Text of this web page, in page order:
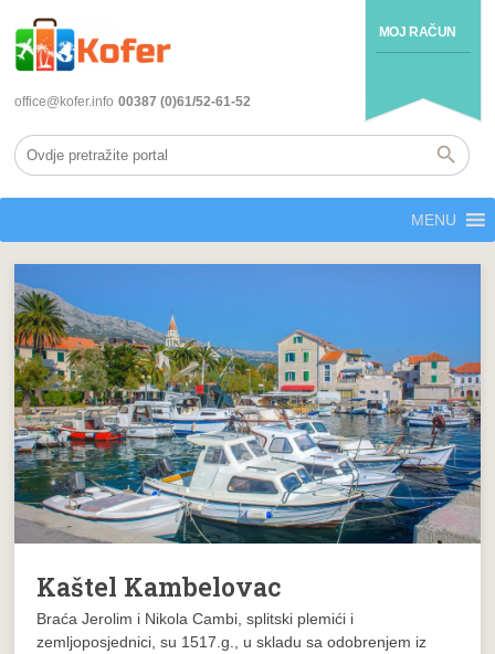
MOJ RAČUN
office@kofer.info 00387 (0)61/52-61-52
MENU
Kaštel Kambelovac
Braća Jerolim i Nikola Cambi, splitski plemići i
zemljoposjednici, su 1517.g., u skladu sa odobrenjem iz